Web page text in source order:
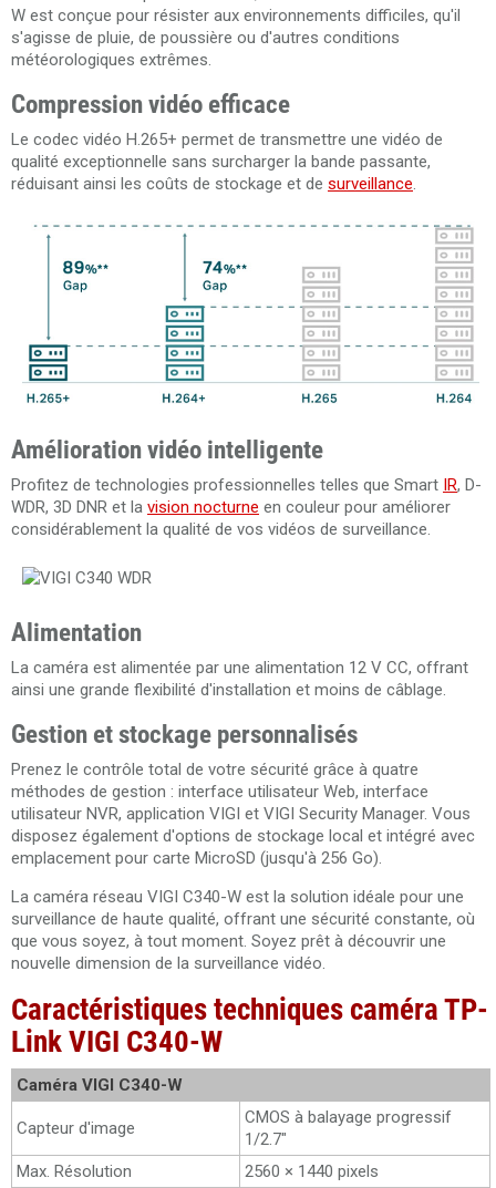
W est conçue pour résister aux environnements difficiles, qu'il
s'agisse de pluie, de poussière ou d'autres conditions
météorologiques extrêmes.
Compression vidéo efficace
Le codec vidéo H.265+ permet de transmettre une vidéo de
qualité exceptionnelle sans surcharger la bande passante,
réduisant ainsi les coûts de stockage et de surveillance.
Amélioration vidéo intelligente
Profitez de technologies professionnelles telles que Smart IR, D-
WDR, 3D DNR et la vision nocturne en couleur pour améliorer
considérablement la qualité de vos vidéos de surveillance.
Alimentation
La caméra est alimentée par une alimentation 12 V CC, offrant
ainsi une grande flexibilité d'installation et moins de câblage.
Gestion et stockage personnalisés
Prenez le contrôle total de votre sécurité grâce à quatre
méthodes de gestion : interface utilisateur Web, interface
utilisateur NVR, application VIGI et VIGI Security Manager. Vous
disposez également d'options de stockage local et intégré avec
emplacement pour carte MicroSD (jusqu'à 256 Go).
La caméra réseau VIGI C340-W est la solution idéale pour une
surveillance de haute qualité, offrant une sécurité constante, où
que vous soyez, à tout moment. Soyez prêt à découvrir une
nouvelle dimension de la surveillance vidéo.
Caractéristiques techniques caméra TP-
Link VIGI C340-W
Caméra VIGI C340-W
Capteur d'image
CMOS à balayage progressif
1/2.7"
Max. Résolution
2560 × 1440 pixels